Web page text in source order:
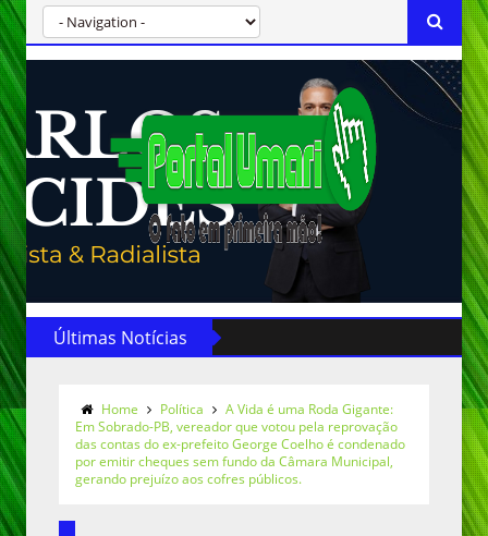
Últimas Notícias
Home Política
A Vida é uma Roda Gigante:
Em Sobrado-PB, vereador que votou pela reprovação
das contas do ex-prefeito George Coelho é condenado
por emitir cheques sem fundo da Câmara Municipal,
gerando prejuízo aos cofres públicos.